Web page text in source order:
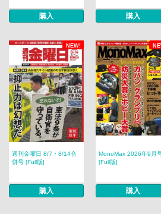
購入 購入
NEW!
週刊金曜日 8/7・8/14合
併号 [Full版]
購入
MonoMax 2026年9月
[Full版]
購入